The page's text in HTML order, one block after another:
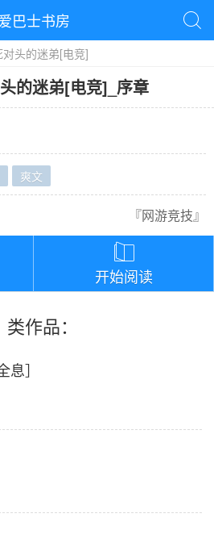
巴士书房 
头的迷弟[电竞]
的迷弟[电竞] 序章
爽文
『网游竞技』

开始阅读
类作品：
］